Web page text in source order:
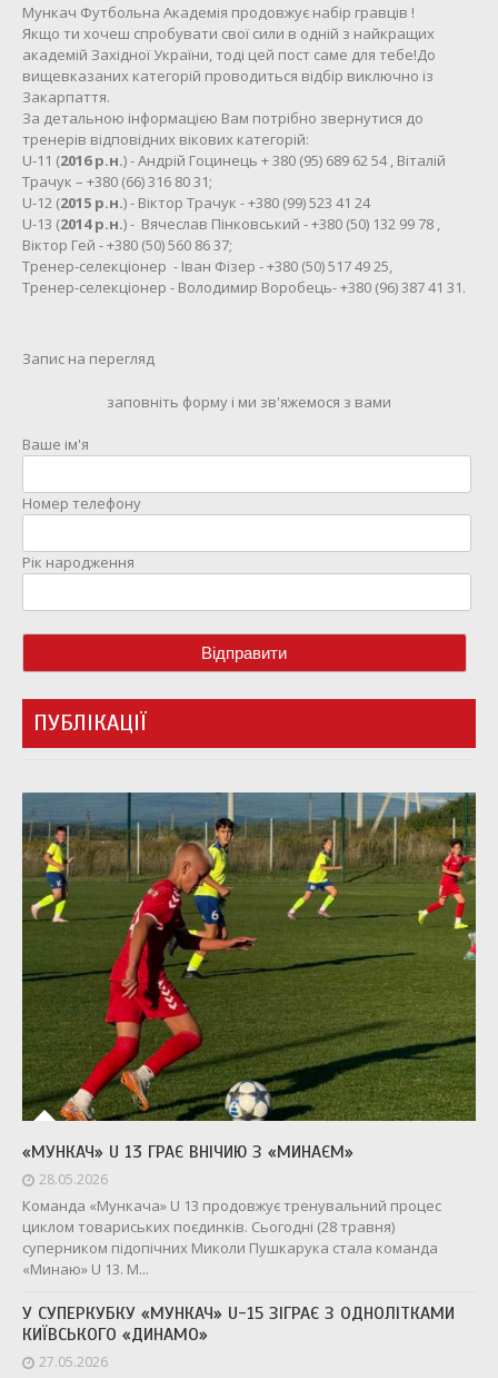
Мункач Футбольна Академія продовжує набір гравців !
Якщо ти хочеш спробувати свої сили в одній з найкращих
академій Західної України, тоді цей пост саме для тебе!До
вищевказаних категорій проводиться відбір виключно із
Закарпаття.
За детальною інформацією Вам потрібно звернутися до
тренерів відповідних вікових категорій:
U-11 (2016 р.н.) - Андрій Гоцинець + 380 (95) 689 62 54 , Віталій
Трачук – +380 (66) 316 80 31;
U-12 (2015 р.н.) - Віктор Трачук - +380 (99) 523 41 24
U-13 (2014 р.н.) - Вячеслав Пінковський - +380 (50) 132 99 78 ,
Віктор Гей - +380 (50) 560 86 37;
Тренер-селекціонер - Іван Фізер - +380 (50) 517 49 25,
Тренер-селекціонер - Володимир Воробець- +380 (96) 387 41 31.
Запис на перегляд
заповніть форму і ми зв'яжемося з вами
Ваше ім'я
Номер телефону
Рік народження
ПУБЛІКАЦІЇ
«МУНКАЧ» U 13 ГРАЄ ВНІЧИЮ З «МИНАЄМ»
28.05.2026
Команда «Мункача» U 13 продовжує тренувальний процес
циклом товариських поєдинків. Сьогодні (28 травня)
суперником підопічних Миколи Пушкарука стала команда
«Минаю» U 13. М...
У СУПЕРКУБКУ «МУНКАЧ» U-15 ЗІГРАЄ З ОДНОЛІТКАМИ
КИЇВСЬКОГО «ДИНАМО»
27.05.2026